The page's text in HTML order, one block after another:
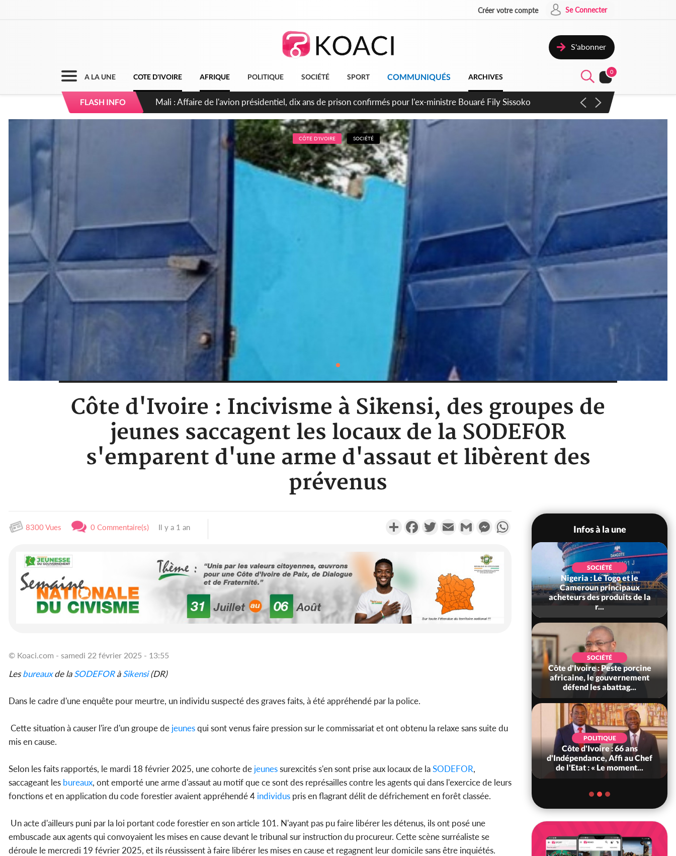
Créer votre compte Se Connecter
S'abonner
A LA UNE COTE D'IVOIRE AFRIQUE POLITIQUE SOCIÉTÉ SPORT COMMUNIQUÉS ARCHIVES
0
FLASH INFO Nigeria : Le Togo et le Cameroun principaux acheteurs des produits de la raffinerie Dangote en juillet
CÔTE D'IVOIRE SOCIÉTÉ
Côte d'Ivoire : Incivisme à Sikensi, des groupes de
jeunes saccagent les locaux de la SODEFOR
s'emparent d'une arme d'assaut et libèrent des
prévenus
8300 Vues 0 Commentaire(s) Il y a 1 an PartagerFacebookTwitterEmail Gmail MessengerWhatsApp
© Koaci.com - samedi 22 février 2025 - 13:55
Lesbureauxde laSODEFORàSikensi(DR)
Dans le cadre d'une enquête pour meurtre, un individu suspecté des graves faits, à été appréhendé par la police.
Cette situation à causer l'ire d'un groupe de jeunesqui sont venus faire pression sur le commissariat et ont obtenu la relaxe sans suite du
mis en cause.
Selon les faits rapportés, le mardi 18 février 2025, une cohorte de jeunessurexcités s'en sont prise aux locaux de laSODEFOR,
saccageant les bureaux, ont emporté une arme d'assaut au motif que ce sont des représailles contre les agents qui dans l'exercice de leurs
fonctions et en application du code forestier avaient appréhendé 4 individus pris en flagrant délit de défrichement en forêt classée.
Un acte d'ailleurs puni par la loi portant code forestier en son article 101. N'ayant pas pu faire libérer les détenus, ils ont posé une
embuscade aux agents qui convoyaient les mises en cause devant le tribunal sur instruction du procureur. Cette scène surréaliste se
déroule le mercredi 19 février 2025, et ils réussissent à faire libérer les mises en cause et regagnent leur domicile sans être inquiétés.
Infos à la une
SOCIÉTÉ
Côte d'Ivoire : Kossandji sous
le choc, trois morts après une
nuit de viole...
soldes du 10 au 31 août 2...
SOCIÉTÉ
Nigeria : Le Togo et le
Cameroun principaux
acheteurs des produits de la
r...
SOCIÉTÉ
Côte d'Ivoire : Peste porcine
africaine, le gouvernement
défend les abattag...
POLITIQUE
Côte d'Ivoire : 66 ans
d'Indépendance, Affi au Chef
de l'Etat : « Le moment...